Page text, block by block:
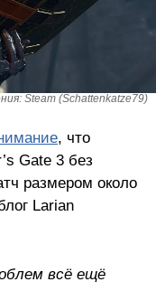
Steam (Schattenkatze79)
, что
Gate 3 без
размером около
Larian
всё ещё